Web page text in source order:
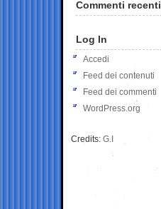
Commenti recenti
Log In
Accedi
Feed dei contenuti
Feed dei commenti
WordPress.org
Credits: G.I